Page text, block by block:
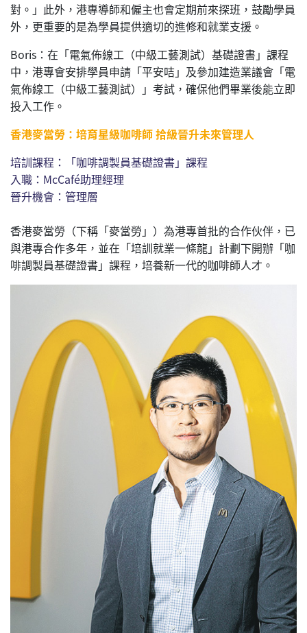
對。」此外，港專導師和僱主也會定期前來探班，鼓勵學員
外，更重要的是為學員提供適切的進修和就業支援。
Boris：在「電氣佈線工（中級工藝測試）基礎證書」課程
中，港專會安排學員申請「平安咭」及參加建造業議會「電
氣佈線工（中級工藝測試）」考試，確保他們畢業後能立即
投入工作。
香港麥當勞：培育星級咖啡師 拾級晉升未來管理人
培訓課程：「咖啡調製員基礎證書」課程
入職：McCafé助理經理
晉升機會：管理層
香港麥當勞（下稱「麥當勞」）為港專首批的合作伙伴，已
與港專合作多年，並在「培訓就業一條龍」計劃下開辦「咖
啡調製員基礎證書」課程，培養新一代的咖啡師人才。